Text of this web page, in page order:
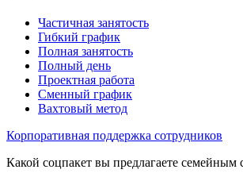
Частичная занятость
Гибкий график
Полная занятость
Полный день
Проектная работа
Сменный график
Вахтовый метод
Корпоративная поддержка сотрудников
Какой соцпакет вы предлагаете семейным